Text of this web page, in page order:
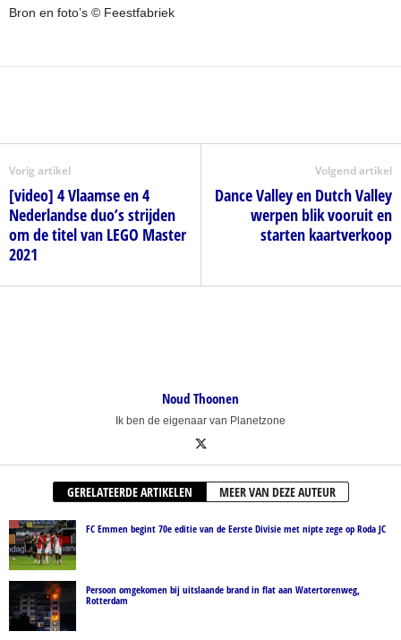
Bron en foto’s © Feestfabriek
Vorig artikel
[video] 4 Vlaamse en 4
Nederlandse duo’s strijden
om de titel van LEGO Master
2021
Volgend artikel
Dance Valley en Dutch Valley
werpen blik vooruit en
starten kaartverkoop
Noud Thoonen
Ik ben de eigenaar van Planetzone
GERELATEERDE ARTIKELEN MEER VAN DEZE AUTEUR
FC Emmen begint 70e editie van de Eerste Divisie met nipte zege op Roda JC
Persoon omgekomen bij uitslaande brand in flat aan Watertorenweg,
Rotterdam